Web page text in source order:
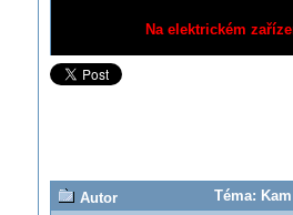
Na elektrickém
Autor
Téma: